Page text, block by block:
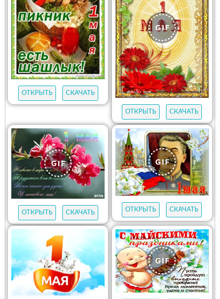
ОТКРЫТЬ СКАЧАТЬ
ОТКРЫТЬ СКАЧАТЬ
ОТКРЫТЬ СКАЧАТЬ ОТКРЫТЬ СКАЧАТЬ